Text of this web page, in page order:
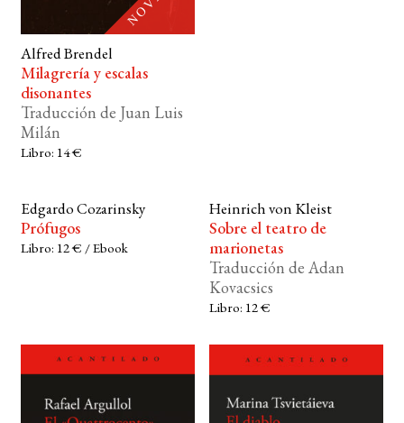
Alfred Brendel
Milagrería y escalas
disonantes
Traducción de Juan Luis
Milán
Libro: 14 €
Edgardo Cozarinsky
Prófugos
Libro: 12 € / Ebook
Heinrich von Kleist
Sobre el teatro de
marionetas
Traducción de Adan
Kovacsics
Libro: 12 €